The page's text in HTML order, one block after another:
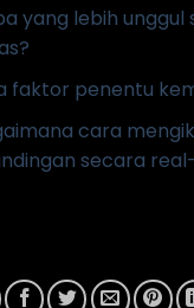
yang lebih unggul
faktor penentu
cara
secara